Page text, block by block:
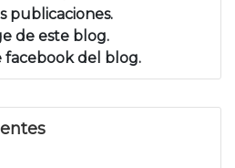
publicaciones.
de este blog.
del blog.